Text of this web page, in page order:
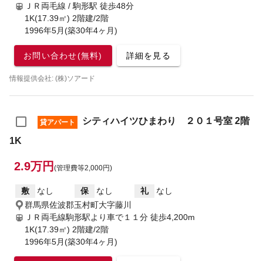
ＪＲ両毛線 / 駒形駅 徒歩48分
1K(17.39㎡) 2階建/2階
1996年5月(築30年4ヶ月)
お問い合わせ(無料) 詳細を見る
情報提供会社: (株)ソアード
貸アパート
シティハイツひまわり ２０１号室 2階
1K
2.9万円 (管理費等2,000円)
敷 なし 保 なし 礼
なし
群馬県佐波郡玉村町大字藤川
ＪＲ両毛線駒形駅より車で１１分 徒歩4,200m
1K(17.39㎡) 2階建/2階
1996年5月(築30年4ヶ月)